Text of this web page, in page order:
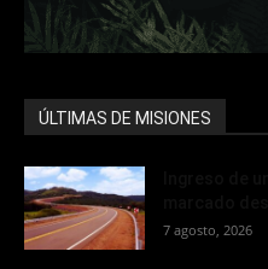
ÚLTIMAS DE MISIONES
7 agosto, 2026